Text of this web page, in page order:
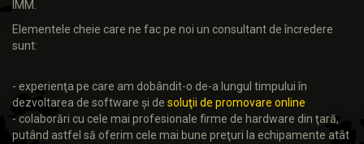
IMM.
Elementele cheie care ne fac pe noi un consultant de încredere
sunt:
- experienţa pe care am dobândit-o de-a lungul timpului în
dezvoltarea de software şi de soluţii de promovare online
- colaborări cu cele mai profesionale firme de hardware din ţară,
putând astfel să oferim cele mai bune preţuri la echipamente atât